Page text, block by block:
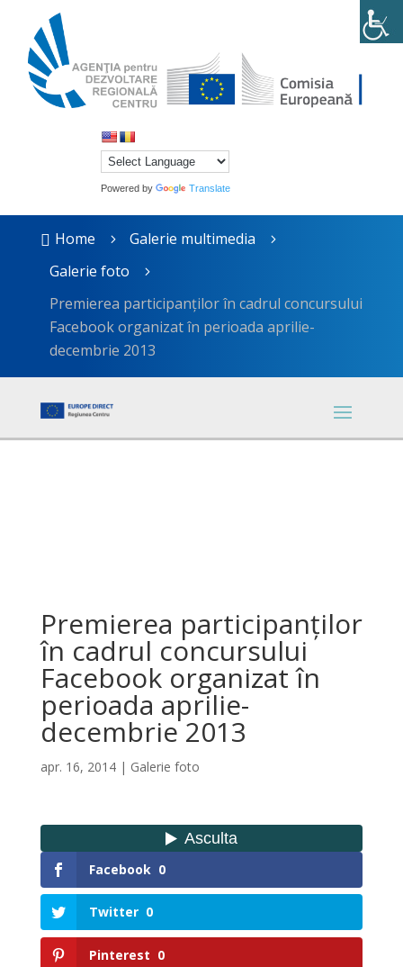
Powered by Translate
 Home 5 Galerie multimedia 5
Galerie foto 5
Premierea participanților în cadrul concursului
Facebook organizat în perioada aprilie-
decembrie 2013
Premierea participanților
în cadrul concursului
Facebook organizat în
perioada aprilie-
decembrie 2013
apr. 16, 2014| Galerie foto
Facebook 0
Twitter 0
Pinterest 0